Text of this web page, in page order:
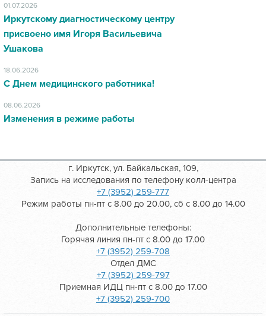
01.07.2026
Иркутскому диагностическому центру
присвоено имя Игоря Васильевича
Ушакова
18.06.2026
С Днем медицинского работника!
08.06.2026
Изменения в режиме работы
г. Иркутск, ул. Байкальская, 109,
Запись на исследования по телефону колл-центра
+7 (3952) 259-777
Режим работы пн-пт с 8.00 до 20.00, сб с 8.00 до 14.00
Дополнительные телефоны:
Горячая линия пн-пт с 8.00 до 17.00
+7 (3952) 259-708
Отдел ДМС
+7 (3952) 259-797
Приемная ИДЦ пн-пт с 8.00 до 17.00
+7 (3952) 259-700